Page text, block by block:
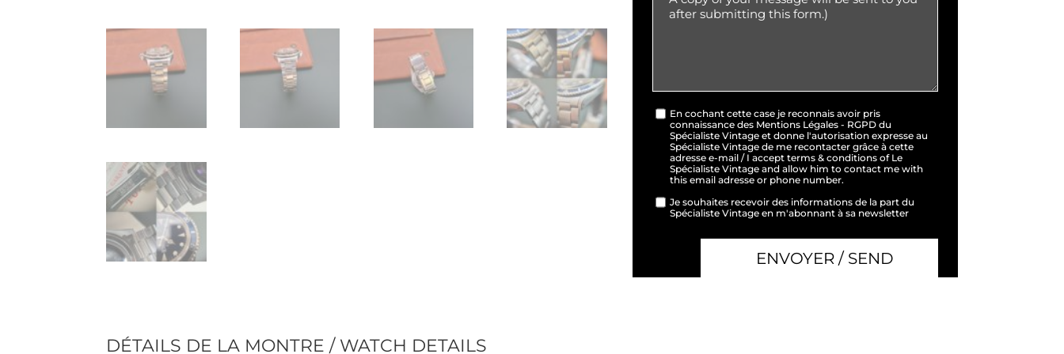
En cochant cette case je reconnais avoir pris
connaissance des Mentions Légales - RGPD du
Spécialiste Vintage et donne l'autorisation expresse au
Spécialiste Vintage de me recontacter grâce à cette
adresse e-mail / I accept terms & conditions of Le
Spécialiste Vintage and allow him to contact me with
this email adresse or phone number.
Je souhaites recevoir des informations de la part du
Spécialiste Vintage en m'abonnant à sa newsletter
DÉTAILS DE LA MONTRE / WATCH DETAILS